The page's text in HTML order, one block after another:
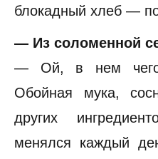
блокадный хлеб —
— Из соломенной
— Ой, в нем
Обойная мука,
других
менялся каждый